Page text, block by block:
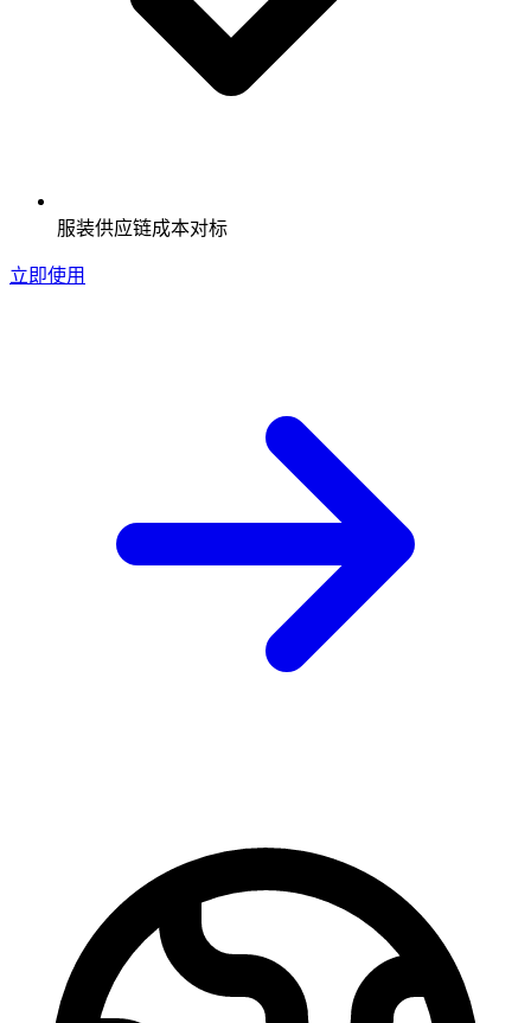
服装供应链成本对标
立即使用